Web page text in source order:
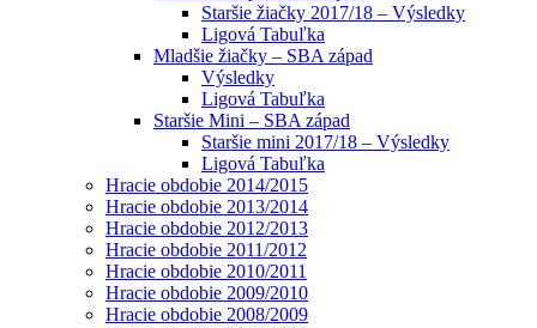
Staršie žiačky 2017/18 – Výsledky
Ligová Tabuľka
Mladšie žiačky – SBA západ
Výsledky
Ligová Tabuľka
Staršie Mini – SBA západ
Staršie mini 2017/18 – Výsledky
Ligová Tabuľka
Hracie obdobie 2014/2015
Hracie obdobie 2013/2014
Hracie obdobie 2012/2013
Hracie obdobie 2011/2012
Hracie obdobie 2010/2011
Hracie obdobie 2009/2010
Hracie obdobie 2008/2009